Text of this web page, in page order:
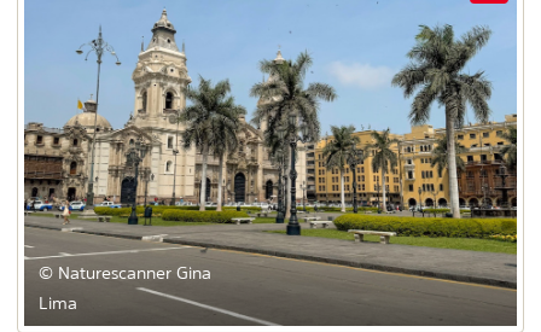
© Naturescanner Gina
Lima